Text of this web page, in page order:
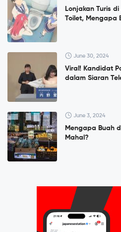
Lonjakan Turis
Toilet, Mengapa
June 30, 2024
Viral! Kandidat
dalam Siaran
June 3, 2024
Mengapa Buah
Mahal?